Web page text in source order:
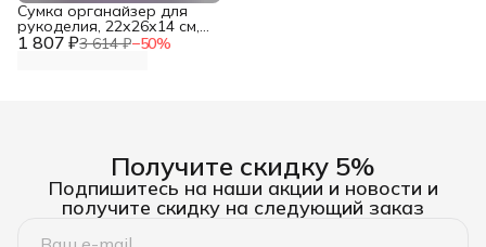
1 807 ₽3 614 ₽−50%
Сумка органайзер для
рукоделия, 22х26х14 см,
Hobby&Pro
Получите скидку 5%
Подпишитесь на наши акции и новости и
получите скидку на следующий заказ